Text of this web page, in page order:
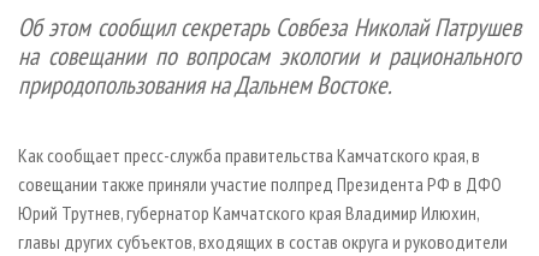
ПРОИЗВОДСТВО МЕБЕЛИ
БИОЭНЕРГЕТИКА
ЦБП
ИНСТРУМЕНТ И МАТЕРИАЛЫ
ПРИОРИТЕТНЫЕ ИНВЕСТПРОЕКТЫ
RUSSIAN FORESTRY REVIEW
ГАЗЕТА ЛЕСПРОМФОРУМ
БИБЛИОТЕКА СПЕЦИАЛИСТА
Об этом сообщил секретарь Совбеза Николай Патрушев
на совещании по вопросам экологии и рационального
природопользования на Дальнем Востоке.
Как сообщает пресс-служба правительства Камчатского края, в
совещании также приняли участие полпред Президента РФ в ДФО
Юрий Трутнев, губернатор Камчатского края Владимир Илюхин,
главы других субъектов, входящих в состав округа и руководители